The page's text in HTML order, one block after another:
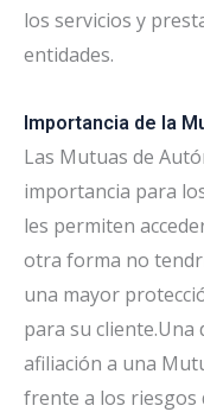
los servicios y
entidades.
Importancia de la
Las Mutuas de
importancia para
les permiten
otra forma no
una mayor
para su cliente.Una
afiliación a una
frente a los riesgos